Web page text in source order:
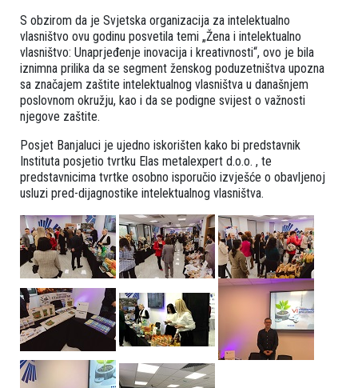
S obzirom da je Svjetska organizacija za intelektualno
vlasništvo ovu godinu posvetila temi „Žena i intelektualno
vlasništvo: Unaprjeđenje inovacija i kreativnosti“, ovo je bila
iznimna prilika da se segment ženskog poduzetništva upozna
sa značajem zaštite intelektualnog vlasništva u današnjem
poslovnom okružju, kao i da se podigne svijest o važnosti
njegove zaštite.
Posjet Banjaluci je ujedno iskorišten kako bi predstavnik
Instituta posjetio tvrtku Elas metalexpert d.o.o. , te
predstavnicima tvrtke osobno isporučio izvješće o obavljenoj
usluzi pred-dijagnostike intelektualnog vlasništva.